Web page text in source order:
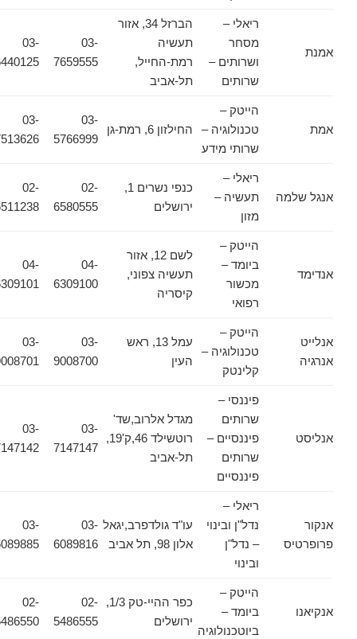
אמנת
ריאלי –
מסחר
ושרותים –
שרותים
הברזל 34, אזור
תעשיה
רמת-החייל,
תל-אביב
03-
7659555
03-
6440125
אמת
הייטק –
טכנולוגיה –
שרותי מידע
החילזון 6, רמת-גן
03-
5766999
03-
7513626
אנגל שלמה
ריאלי –
תעשיה –
מזון
כנפי נשרים 1,
ירושלים
02-
6580555
02-
6511238
אנדימד
הייטק –
ביומד –
מכשור
רפואי
לשם 12, אזור
תעשיה צפוני,
קיסריה
04-
6309100
04-
6309101
אנלייט
אנרגיה
הייטק –
טכנולוגיה –
קלינטק
עמל 13, ראש
העין
03-
9008700
03-
9008701
אנליסט
פיננסי –
שרותים
פיננסיים –
שרותים
פיננסיים
מגדל אלרוב,שד'
רוטשילד 46,ק'19,
תל-אביב
03-
7147147
03-
7147142
אנקור
פרופרטיס
ריאלי –
נדל"ן ובינוי
– נדל"ן
ובינוי
עו"ד גולדפרב,יגאל
אלון 98, תל אביב
03-
6089816
03-
6089885
אנקיאנו
הייטק –
ביומד –
ביוטכנולוגיה
כפר ההיי-טק 1/3,
ירושלים
02-
5486555
02-
5486550